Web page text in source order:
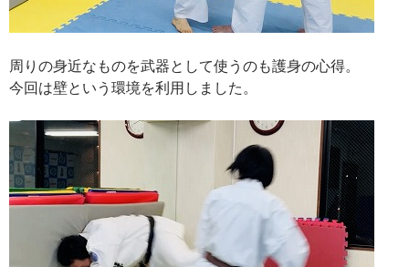
周りの身近なものを武器として使うのも護身の心得。
今回は壁という環境を利用しました。